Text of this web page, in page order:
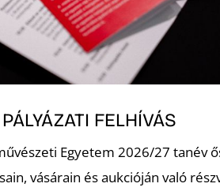
FELHÍVÁS
Egyetem 2026/27 tanév
vásárain és aukcióján való